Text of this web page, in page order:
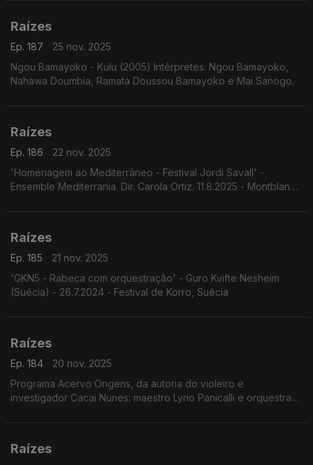
Raízes
Ep. 187
25 nov. 2025
Ngou Bamayoko - Kulu (2005) Intérpretes: Ngou Bamayoko,
Nahawa Doumbia, Ramata Doussou Bamayoko e Mai Sanogo.
Raízes
Ep. 186
22 nov. 2025
'Homenagem ao Mediterrâneo - Festival Jordi Savall' -
Ensemble Mediterrania. Dir. Carola Ortiz. 11.8.2025 - Montblanc,
Raízes
Ep. 185
21 nov. 2025
'GKN5 - Rabeca com orquestração' - Guro Kvifte Nesheim
(Suécia) - 26.7.2024 - Festival de Korro, Suécia
Raízes
Ep. 184
20 nov. 2025
Programa Acervo Origens, da autoria do violeiro e
investigador Cacai Nunes: maestro Lyrio Panicalli e orquestra
Raízes